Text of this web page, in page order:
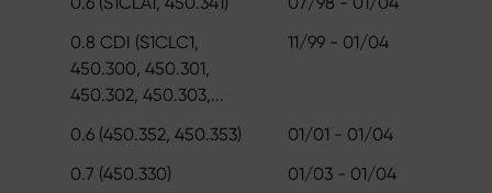
0.8 CDI (S1CLC1,
450.300, 450.301,
450.302, 450.303,...
11/99 - 01/04
0.6 (450.352, 450.353)
01/01 - 01/04
0.7 (450.330)
01/03 - 01/04